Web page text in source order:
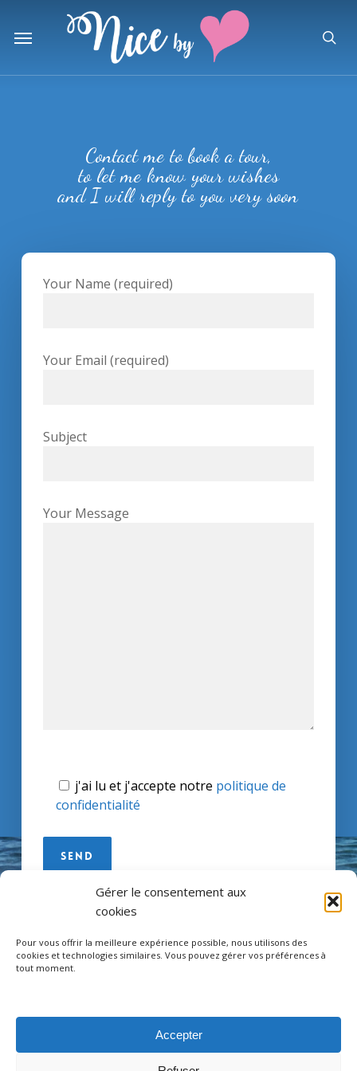
Gérer le consentement aux
cookies
Pour vous offrir la meilleure expérience possible, nous utilisons des
cookies et technologies similaires. Vous pouvez gérer vos préférences à
tout moment.
Accepter
main
Menu
Contact me to book a tour,
to let me know your wishes
and I will reply to you very soon
Your Name (required)
Your Email (required)
Subject
Your Message
j'ai lu et j'accepte notre politique de
confidentialité
facebook instagram tripadvisor whatsapp phone
Legal information – Mentions légales
Privacy policy – Politique de confidentialité